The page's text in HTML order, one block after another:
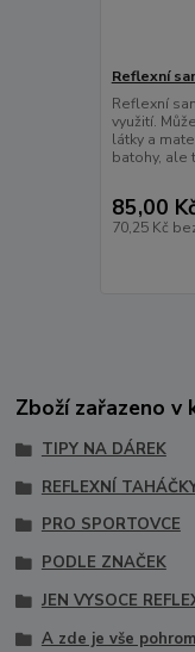
Reflexní
Reflexní
využití.
látky a
batohy, ale
85,00
70,25 Kč
Zboží zařazeno v
TIPY NA DÁREK
REFLEXNÍ
PRO SPORTOVCE
PODLE ZNAČEK
JEN VYSOCE
A zde je vše